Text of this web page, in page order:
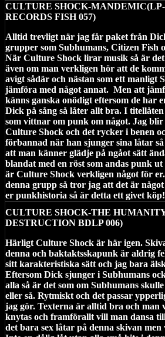
CULTURE SHOCK-
RECORDS FISH 057)
Alltid trevligt när jag får paket från
grupper som Subhumans, Citizen Fish
När Culture Shock lirar musik så är
även om man verkligen hör att de
avigt sådär och nästan som ett manligt
jämföra med något annat. Men att
känns ganska onödigt eftersom de har
Dick på sång så låter allt bra. I
som vittnar om punk om något. Jag
Culture Shock och det rycker i benen
förbannad när han sjunger sina låtar
att man känner glädje på ngåot sätt
blandat med en röst som andas punk ut
är Culture Shock verkligen något för
denna grupp så tror jag att det är
er punkhistoria så är detta ett givet köp!
CULTURE SHOCK-THE
DESTRUCTION BDLP 006)
Härligt Culture Shock är här igen.
denna och baktaktsskapunk är aldrig
sitt karakteristiska sätt och jag bara
Eftersom Dick sjunger i Subhumans
alla så är det som om Subhumans skulle
eller så. Rytmiskt och det passar
jag gör. Texterna är alltid bra och man
knytas och framförallt vill man dansa
det bara sex låtar på denna skivan